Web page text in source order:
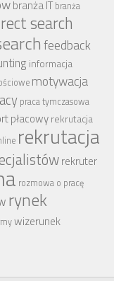
branża IT branża
search
feedback
informacja
motywacja
praca tymczasowa
płacowyrekrutacja
rekrutacja
rekruter
rozmowa o pracę
rynek
wizerunek